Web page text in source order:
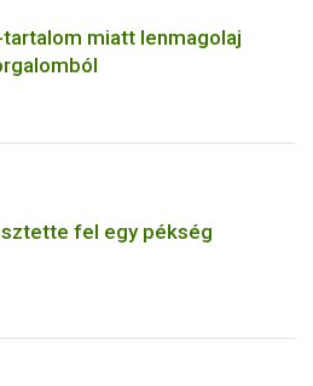
miatt lenmagolaj
fel egy pékség